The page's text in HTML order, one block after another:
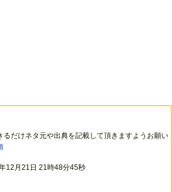
るだけネタ元や出典を記載して頂きますようお願い
12月21日 21時48分45秒